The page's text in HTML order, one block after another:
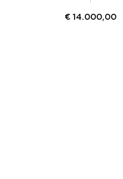
€ 14.000,00